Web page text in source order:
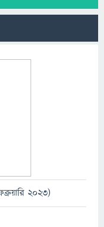
2023)